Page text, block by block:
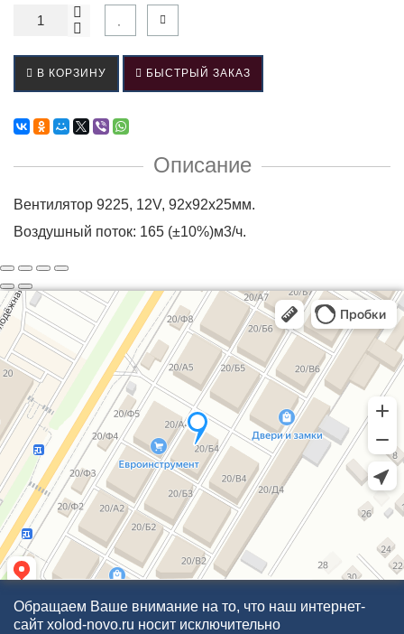
В КОРЗИНУ БЫСТРЫЙ ЗАКАЗ
Описание
Вентилятор 9225, 12V, 92x92x25мм.
Воздушный поток: 165 (±10%)м3/ч.
Обращаем Ваше внимание на то, что наш интернет-
сайт xolod-novo.ru носит исключительно